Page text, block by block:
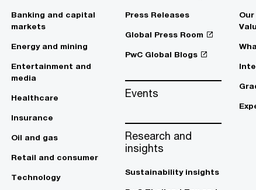
Banking and capital
markets
Energy and mining
Entertainment and
media
Healthcare
Insurance
Oil and gas
Retail and consumer
Technology
Press Releases
Global Press Room
PwC Global Blogs
Events
Research and
insights
Sustainability insights